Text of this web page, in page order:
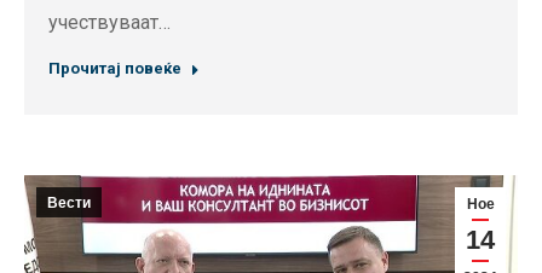
учествуваат…
Прочитај повеќе
Ное
14
Вести